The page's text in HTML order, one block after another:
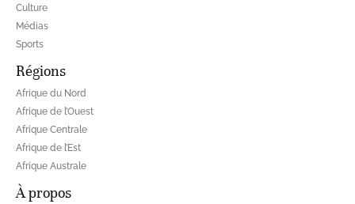
Culture
Médias
Sports
Régions
Afrique du Nord
Afrique de l’Ouest
Afrique Centrale
Afrique de l’Est
Afrique Australe
À propos